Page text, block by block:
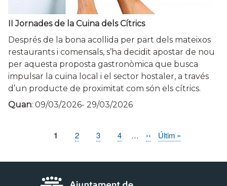
II Jornades de la Cuina dels Cítrics
Després de la bona acollida per part dels mateixos
restaurants i comensals, s’ha decidit apostar de nou
per aquesta proposta gastronòmica que busca
impulsar la cuina local i el sector hostaler, a través
d’un producte de proximitat com són els cítrics.
Quan: 09/03/2026- 29/03/2026
Pàgina
1 Page
2 Page
3 Page
4 …
Pàgina
››
Última
Últim »